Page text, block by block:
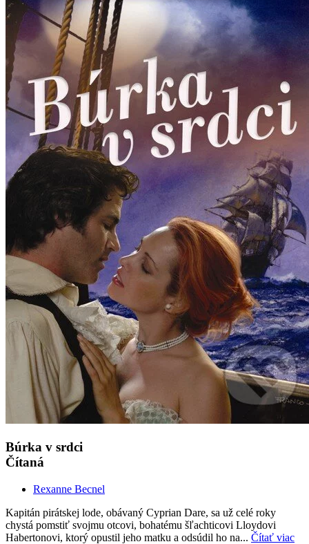
Búrka v srdci
Čítaná
Rexanne Becnel
Kapitán pirátskej lode, obávaný Cyprian Dare, sa už celé roky
chystá pomstiť svojmu otcovi, bohatému šľachticovi Lloydovi
Habertonovi, ktorý opustil jeho matku a odsúdil ho na... Čítať viac